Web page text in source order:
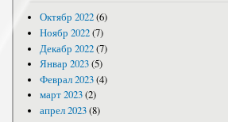
Октябр 2022(6)
Ноябр 2022(7)
Декабр 2022(7)
Январ 2023(5)
Феврал 2023(4)
март 2023(2)
апрел 2023(8)